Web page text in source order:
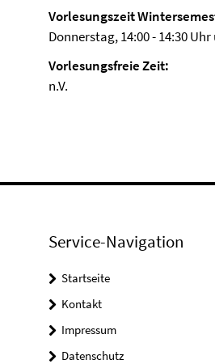
Vorlesungszeit
Donnerstag, 14:00 - 14:30 Uhr
Vorlesungsfreie Zeit:
n.V.
Service-Navigation
Startseite
Kontakt
Impressum
Datenschutz